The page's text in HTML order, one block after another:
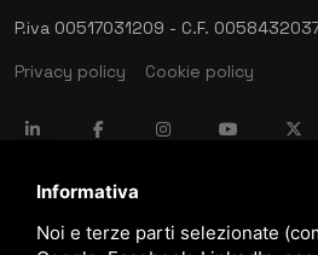
P.iva 00517031209 - C.F.
Privacy policy
Cookie policy
language ITALIANO
Informativa
Noi e terze parti selezionate